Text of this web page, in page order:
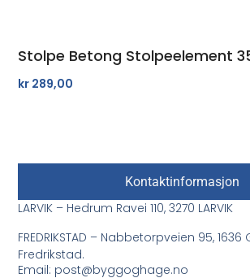
Stolpe Betong Stolpeelement
kr 289,00
Kontaktinformasjon
LARVIK – Hedrum Ravei 110, 3270 LARVIK
FREDRIKSTAD – Nabbetorpveien 95, 1636
Fredrikstad.
Email: post@byggoghage.no